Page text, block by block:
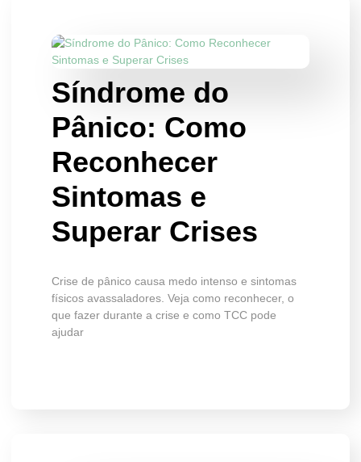
Síndrome do
Pânico: Como
Reconhecer
Sintomas e
Superar Crises
Crise de pânico causa medo intenso e sintomas
físicos avassaladores. Veja como reconhecer, o
que fazer durante a crise e como TCC pode
ajudar